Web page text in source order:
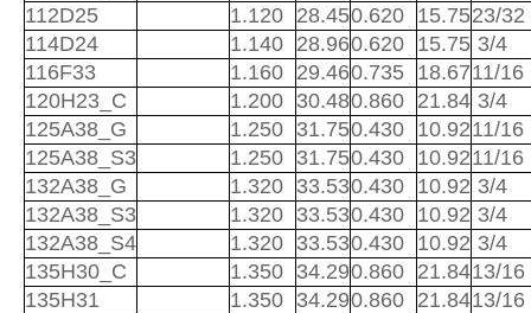
112D25
1.120 28.450.620 15.7523/32
114D24
1.140 28.960.620 15.75 3/4
116F33
1.160 29.460.735 18.6711/16
120H23_C
1.200 30.480.860 21.84 3/4
125A38_G
1.250 31.750.430 10.9211/16
125A38_S3
1.250 31.750.430 10.9211/16
132A38_G
1.320 33.530.430 10.92 3/4
132A38_S3
1.320 33.530.430 10.92 3/4
132A38_S4
1.320 33.530.430 10.92 3/4
135H30_C
1.350 34.290.860 21.8413/16
135H31
1.350 34.290.860 21.8413/16